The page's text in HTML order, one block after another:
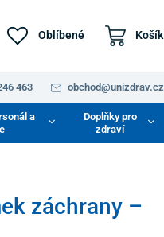
Oblíbené Košík
463 obchod@unizdrav.cz
a
Doplňky pro
zdraví
záchrany –